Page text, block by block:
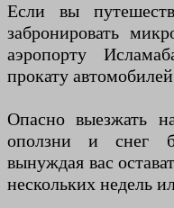
Если вы
забронировать
аэропорту
прокату
Опасно выезжать
оползни и снег
вынуждая вас
нескольких недель